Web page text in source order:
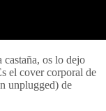
castaña, os lo dejo
el cover corporal de
unplugged) de